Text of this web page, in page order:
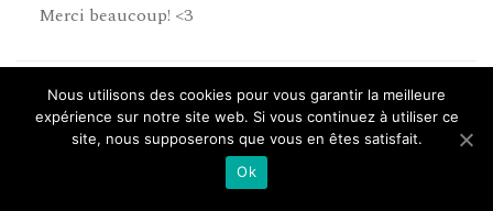
Merci beaucoup! <3
Nous utilisons des cookies pour vous garantir la meilleure
expérience sur notre site web. Si vous continuez à utiliser ce
site, nous supposerons que vous en êtes satisfait.
Ok